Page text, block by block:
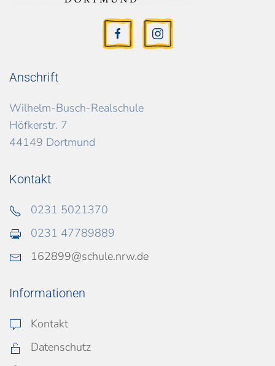
Anschrift
Wilhelm-Busch-Realschule
Höfkerstr. 7
44149 Dortmund
Kontakt
0231 5021370
0231 47789889
162899@schule.nrw.de
Informationen
Kontakt
Datenschutz